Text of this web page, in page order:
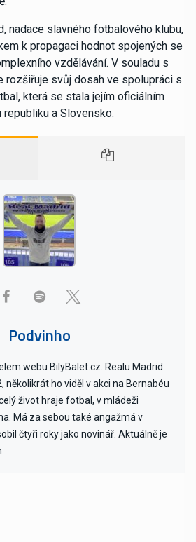
nadace slavného fotbalového klubu,
k propagaci hodnot spojených se
vzdělávání. V souladu s
rozšiřuje svůj dosah ve spolupráci s
která se stala jejím oficiálním
a Slovensko.
Podvinho
webu BilyBalet.cz. Realu Madrid
několikrát ho viděl v akci na Bernabéu
život hraje fotbal, v mládeži
Má za sebou také angažmá v
čtyři roky jako novinář. Aktuálně je